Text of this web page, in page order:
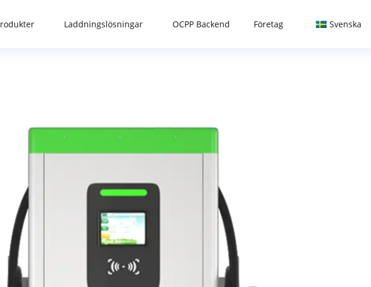
Laddningslösningar OCPP Backend Företag Svenska